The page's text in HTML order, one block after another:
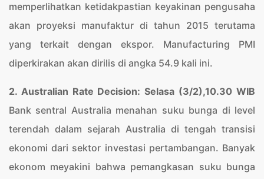
memperlihatkan ketidakpastian keyakinan pengusaha
akan proyeksi manufaktur di tahun 2015 terutama
yang terkait dengan ekspor. Manufacturing PMI
diperkirakan akan dirilis di angka 54.9 kali ini.
2. Australian Rate Decision: Selasa (3/2),10.30 WIB
Bank sentral Australia menahan suku bunga di level
terendah dalam sejarah Australia di tengah transisi
ekonomi dari sektor investasi pertambangan. Banyak
ekonom meyakini bahwa pemangkasan suku bunga